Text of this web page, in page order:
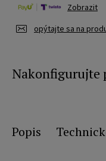
opýtajte sa na
Zobrazit
Nakonfigurujte
Popis